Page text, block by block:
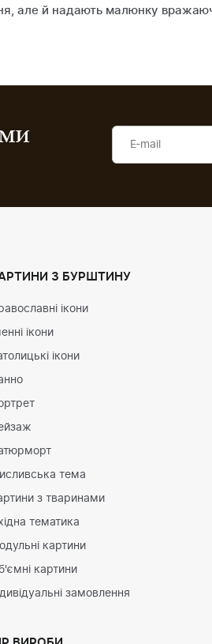
але й надають малюнку
З БУРШТИНУ
ікони
ікони
ікони
тема
з тваринами
тематика
картини
картини
замовлення